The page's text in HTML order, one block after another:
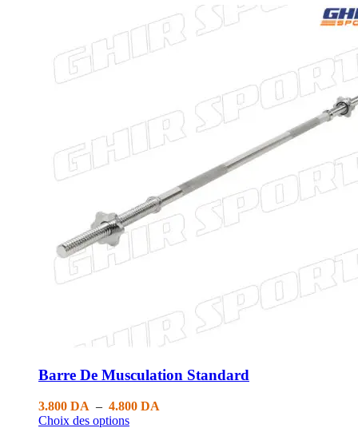
Barre De Musculation Standard
3.800 DA – 4.800 DA
Choix des options